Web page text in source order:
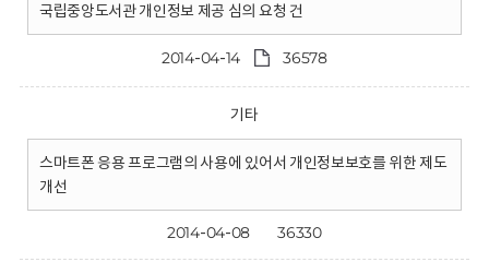
국립중앙도서관 개인정보 제공 심의 요청 건
2014-04-14 36578
기타
스마트폰 응용 프로그램의 사용에 있어서 개인정보보호를 위한 제도
개선
2014-04-08 36330